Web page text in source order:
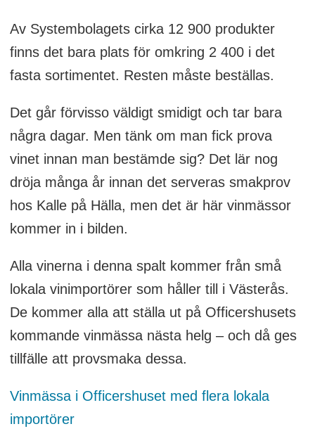
Av Systembolagets cirka 12 900 produkter
finns det bara plats för omkring 2 400 i det
fasta sortimentet. Resten måste beställas.
Det går förvisso väldigt smidigt och tar bara
några dagar. Men tänk om man fick prova
vinet innan man bestämde sig? Det lär nog
dröja många år innan det serveras smakprov
hos Kalle på Hälla, men det är här vinmässor
kommer in i bilden.
Alla vinerna i denna spalt kommer från små
lokala vinimportörer som håller till i Västerås.
De kommer alla att ställa ut på Officershusets
kommande vinmässa nästa helg – och då ges
tillfälle att provsmaka dessa.
Vinmässa i Officershuset med flera lokala
importörer